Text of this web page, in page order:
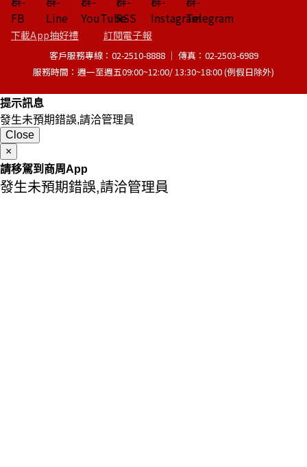
下載App抽好禮 訂閱電子報
客戶服務專線：02-2510-8888 │ 傳真：02-2503-6989
服務時間：週一至週五09:00~12:00/ 13:30~18:00 (例假日除外)
提示訊息
發生未預期錯誤,請洽管理員
Close
×
請移駕到商周App
發生未預期錯誤,請洽管理員